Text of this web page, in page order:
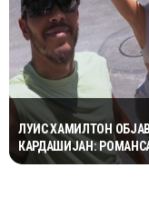
ЛУИС ХАМИЛТОН
КАРДАШИЈАН: